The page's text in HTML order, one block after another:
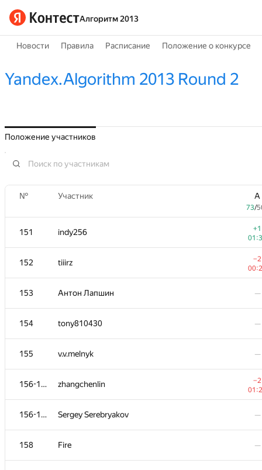
Алгоритм 2013
Новости Правила Расписание Положение о конкурсе
Yandex.Algorithm 2013 Round 2
Положение участников
№ Участник A
73/
151 indy256
+1
152 tiiirz
−2
153 Антон Лапшин —
154 tony810430 —
155 v.v.melnyk —
156-157 zhangchenlin
−2
156-157 Sergey Serebryakov —
158 Fire —